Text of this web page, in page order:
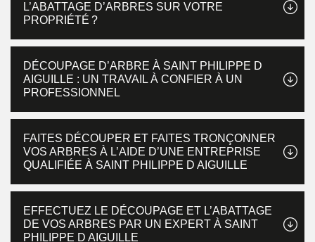
L’ABATTAGE D’ARBRES SUR VOTRE
PROPRIÉTÉ ?
DÉCOUPAGE D’ARBRE À SAINT PHILIPPE D
AIGUILLE : UN TRAVAIL À CONFIER À UN
PROFESSIONNEL
FAITES DÉCOUPER ET FAITES TRONÇONNER
VOS ARBRES À L’AIDE D’UNE ENTREPRISE
QUALIFIÉE À SAINT PHILIPPE D AIGUILLE
EFFECTUEZ LE DÉCOUPAGE ET L’ABATTAGE
DE VOS ARBRES PAR UN EXPERT À SAINT
PHILIPPE D AIGUILLE